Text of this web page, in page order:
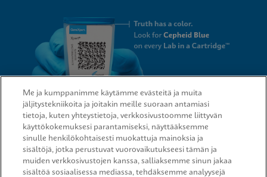
QUICK LINKS
Me ja kumppanimme käytämme evästeitä ja muita
jäljitystekniikoita ja joitakin meille suoraan antamiasi
tietoja, kuten yhteystietoja, verkkosivustoomme liittyvän
käyttökokemuksesi parantamiseksi, näyttääksemme
sinulle henkilökohtaisesti muokattuja mainoksia ja
sisältöjä, jotka perustuvat vuorovaikutukseesi tämän ja
muiden verkkosivustojen kanssa, salliaksemme sinun jakaa
sisältöä sosiaalisessa mediassa, tehdäksemme analyysejä